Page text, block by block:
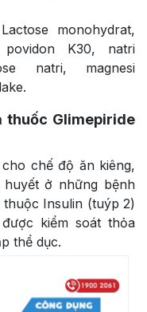
monohydrat,
povidon K30, natri
natri, magnesi
thuốc Glimepiride
chế độ ăn kiêng,
ở những bệnh
Insulin (tuýp 2)
kiểm soát thỏa
thể dục.